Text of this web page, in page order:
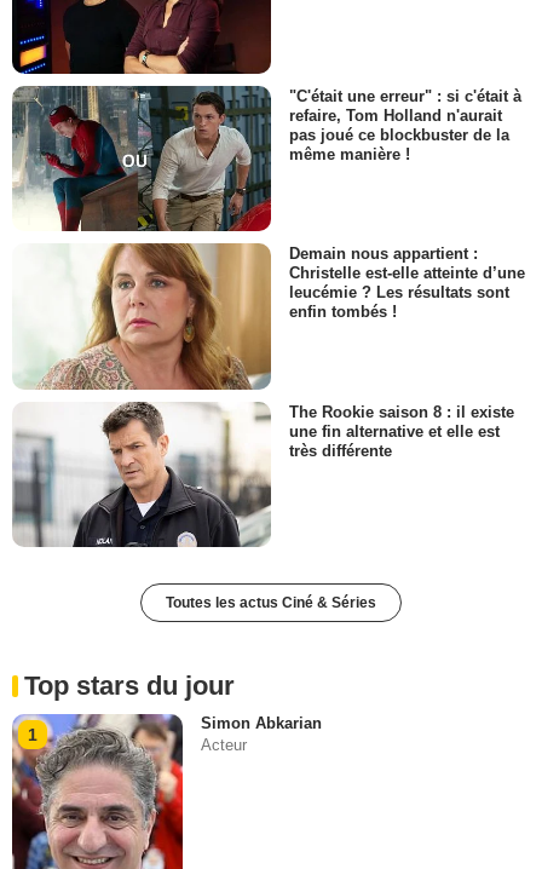
"C'était une erreur" : si c'était à
refaire, Tom Holland n'aurait
pas joué ce blockbuster de la
même manière !
Demain nous appartient :
Christelle est-elle atteinte d’une
leucémie ? Les résultats sont
enfin tombés !
The Rookie saison 8 : il existe
une fin alternative et elle est
très différente
Toutes les actus Ciné & Séries
Top stars du jour
1
Simon Abkarian
Acteur